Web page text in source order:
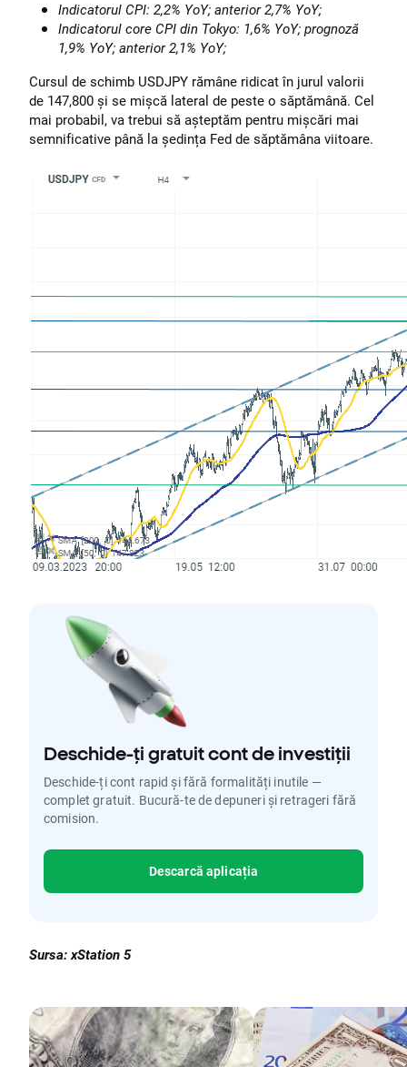
Indicatorul CPI: 2,2% YoY; anterior 2,7% YoY;
Indicatorul core CPI din Tokyo: 1,6% YoY; prognoză
1,9% YoY; anterior 2,1% YoY;
Cursul de schimb USDJPY rămâne ridicat în jurul valorii
de 147,800 și se mișcă lateral de peste o săptămână. Cel
mai probabil, va trebui să așteptăm pentru mișcări mai
semnificative până la ședința Fed de săptămâna viitoare.
Deschide-ți gratuit cont de investiții
Deschide-ți cont rapid și fără formalități inutile —
complet gratuit. Bucură-te de depuneri și retrageri fără
comision.
Descarcă aplicația
Sursa: xStation 5